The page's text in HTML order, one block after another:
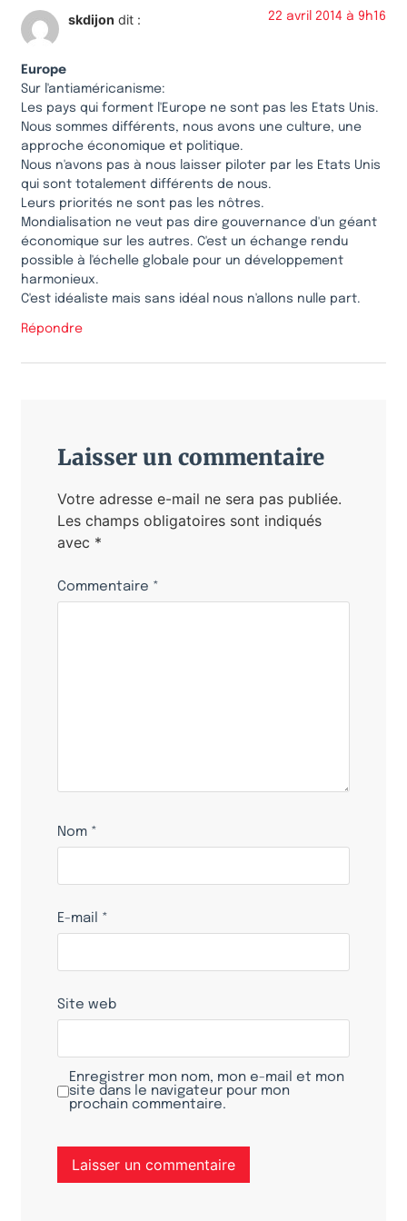
skdijon dit : 22 avril 2014 à 9h16
Europe
Sur l'antiaméricanisme:
Les pays qui forment l'Europe ne sont pas les Etats Unis.
Nous sommes différents, nous avons une culture, une
approche économique et politique.
Nous n'avons pas à nous laisser piloter par les Etats Unis
qui sont totalement différents de nous.
Leurs priorités ne sont pas les nôtres.
Mondialisation ne veut pas dire gouvernance d'un géant
économique sur les autres. C'est un échange rendu
possible à l'échelle globale pour un développement
harmonieux.
C'est idéaliste mais sans idéal nous n'allons nulle part.
Répondre
Laisser un commentaire
Votre adresse e-mail ne sera pas publiée.
Les champs obligatoires sont indiqués
avec *
Commentaire *
Nom *
E-mail *
Site web
Enregistrer mon nom, mon e-mail et mon
site dans le navigateur pour mon
prochain commentaire.